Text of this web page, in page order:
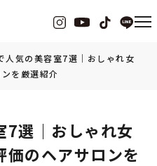
け情報
人気の美容室7選｜おしゃれ女
を厳選紹介
7選｜おしゃれ女
価のヘアサロンを